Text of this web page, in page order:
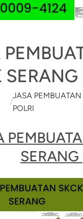
SERANG
/
JASA
POLRI
SERANG